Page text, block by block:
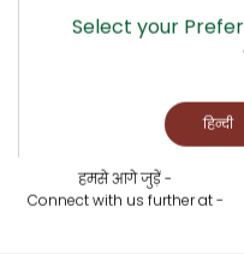
Select your
हिन्दी
हमसे आगे जुड़ें -
Connect with us further at -